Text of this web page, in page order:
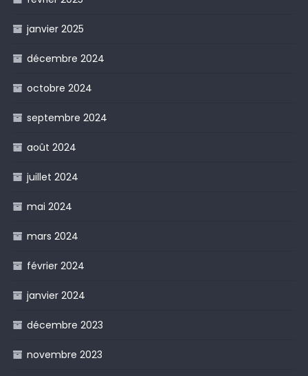
janvier 2025
décembre 2024
octobre 2024
septembre 2024
août 2024
juillet 2024
mai 2024
mars 2024
février 2024
janvier 2024
décembre 2023
novembre 2023